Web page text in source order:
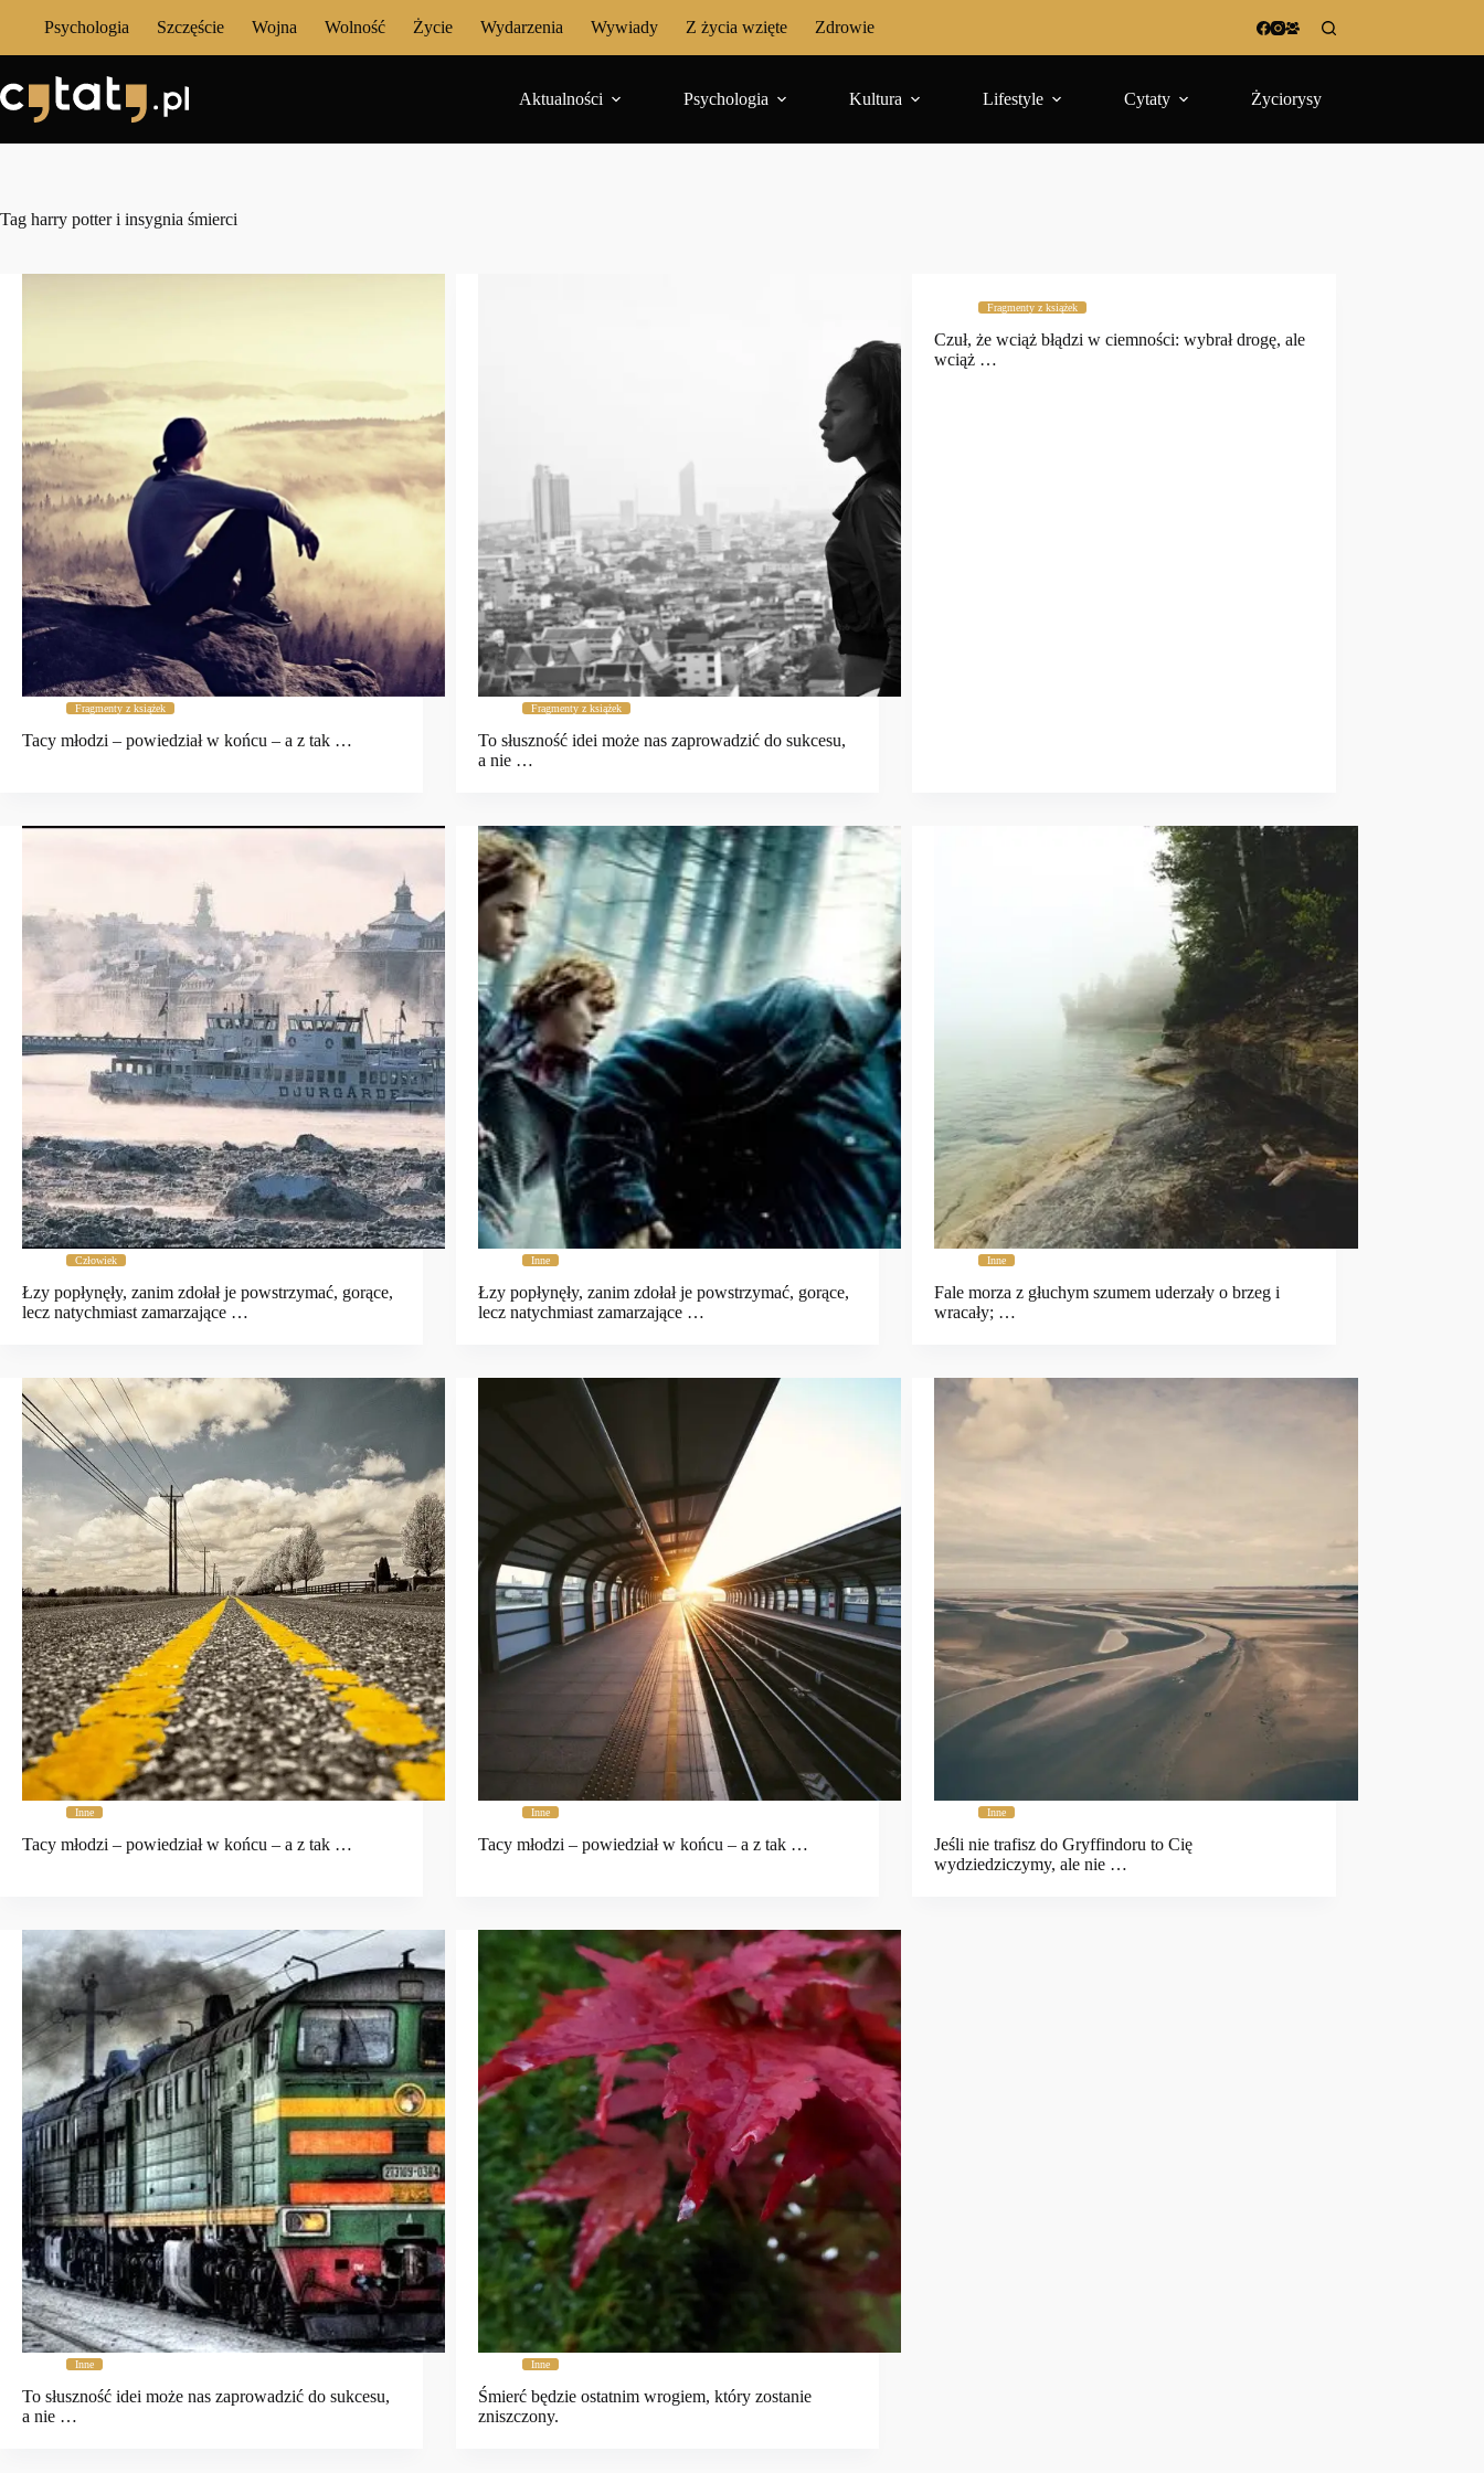
Psychologia Szczęście Wojna Wolność Życie Wydarzenia Wywiady Z życia wzięte Zdrowie
Aktualności Psychologia Kultura Lifestyle Cytaty Życiorysy
Tag harry potter i insygnia śmierci
Fragmenty z książek
Tacy młodzi – powiedział w końcu – a z tak …
Fragmenty z książek
To słuszność idei może nas zaprowadzić do sukcesu,
a nie …
Fragmenty z książek
Czuł, że wciąż błądzi w ciemności: wybrał drogę, ale
wciąż …
Człowiek
Łzy popłynęły, zanim zdołał je powstrzymać, gorące,
lecz natychmiast zamarzające …
Inne
Łzy popłynęły, zanim zdołał je powstrzymać, gorące,
lecz natychmiast zamarzające …
Inne
Fale morza z głuchym szumem uderzały o brzeg i
wracały; …
Inne
Tacy młodzi – powiedział w końcu – a z tak …
Inne
Tacy młodzi – powiedział w końcu – a z tak …
Inne
Jeśli nie trafisz do Gryffindoru to Cię
wydziedziczymy, ale nie …
Inne
To słuszność idei może nas zaprowadzić do sukcesu,
a nie …
Inne
Śmierć będzie ostatnim wrogiem, który zostanie
zniszczony.